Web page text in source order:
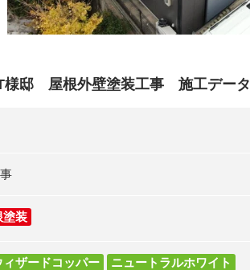
様邸 屋根外壁塗装工事 施工データ
塗装
ィザードコッパー ニュートラルホワイト